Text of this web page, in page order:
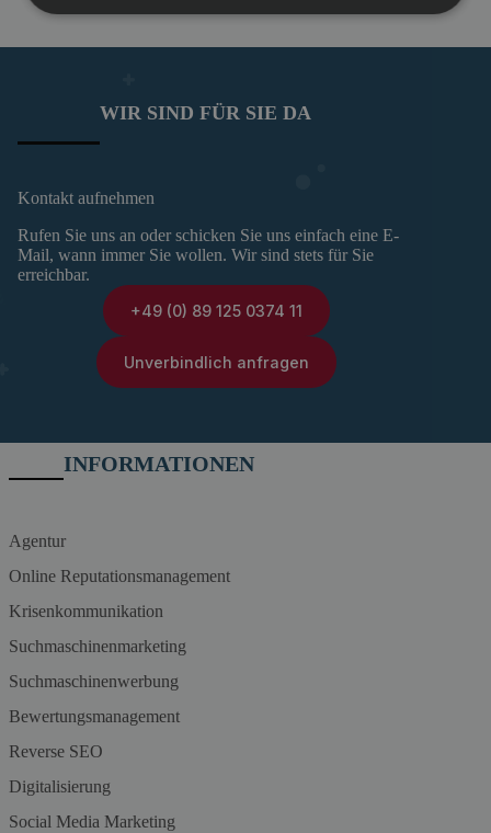
WIR SIND FÜR SIE DA
Kontakt aufnehmen
Rufen Sie uns an oder schicken Sie uns einfach eine E-
Mail, wann immer Sie wollen. Wir sind stets für Sie
erreichbar.
+49 (0) 89 125 0374 11
Unverbindlich anfragen
INFORMATIONEN
Agentur
Online Reputationsmanagement
Krisenkommunikation
Suchmaschinenmarketing
Suchmaschinenwerbung
Bewertungsmanagement
Reverse SEO
Digitalisierung
Social Media Marketing